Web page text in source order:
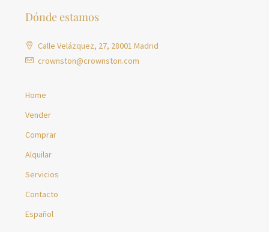
Dónde estamos
Calle Velázquez, 27, 28001 Madrid
crownston@crownston.com
Home
Vender
Comprar
Alquilar
Servicios
Contacto
Español